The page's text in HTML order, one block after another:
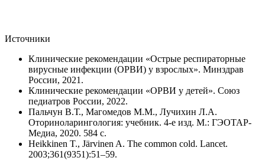
Источники
Клинические рекомендации «Острые респираторные
вирусные инфекции (ОРВИ) у взрослых». Минздрав
России, 2021.
Клинические рекомендации «ОРВИ у детей». Союз
педиатров России, 2022.
Пальчун В.Т., Магомедов М.М., Лучихин Л.А.
Оториноларингология: учебник. 4-е изд. М.: ГЭОТАР-
Медиа, 2020. 584 с.
Heikkinen T., Järvinen A. The common cold. Lancet.
2003;361(9351):51–59.